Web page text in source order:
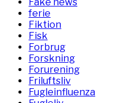
ferie
Fiktion
Fisk
Forbrug
Forskning
Forurening
Friluftsliv
Fugleinfluenza